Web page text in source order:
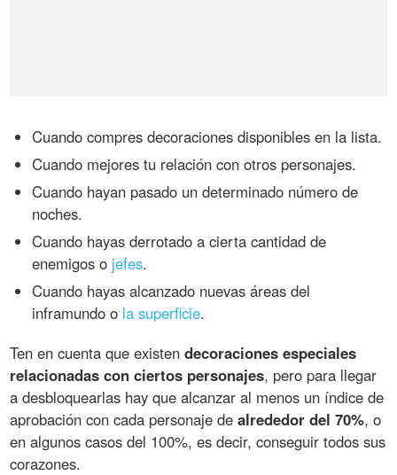
Cuando compres decoraciones disponibles en la lista.
Cuando mejores tu relación con otros personajes.
Cuando hayan pasado un determinado número de
noches.
Cuando hayas derrotado a cierta cantidad de
enemigos o jefes.
Cuando hayas alcanzado nuevas áreas del
inframundo o la superficie.
Ten en cuenta que existendecoraciones especiales
relacionadas con ciertos personajes, pero para llegar
a desbloquearlas hay que alcanzar al menos un índice de
aprobación con cada personaje dealrededor del 70%, o
en algunos casos del 100%, es decir, conseguir todos sus
corazones.